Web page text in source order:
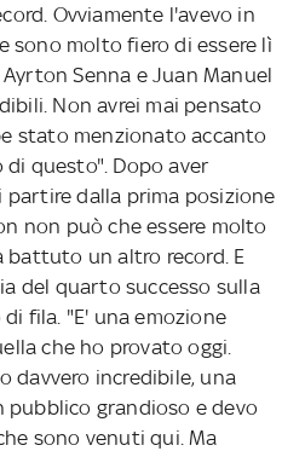
Ovviamente l'avevo in
sono molto fiero di essere lì
Senna e Juan Manuel
Non avrei mai pensato
stato menzionato accanto
questo". Dopo aver
dalla prima posizione
non può che essere molto
un altro record. E
del quarto successo sulla
fila. "E' una emozione
che ho provato oggi.
davvero incredibile, una
pubblico grandioso e devo
sono venuti qui. Ma